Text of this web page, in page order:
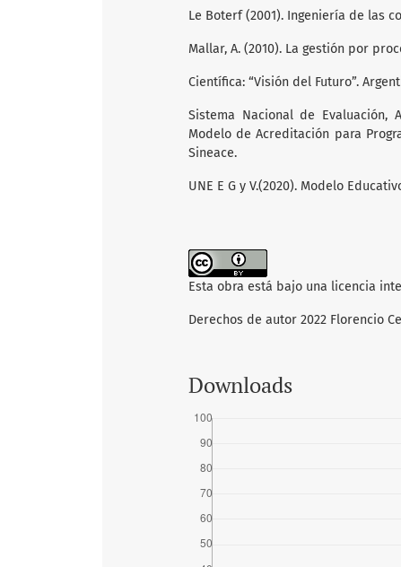
Le Boterf (2001). Ingeniería de las
Mallar, A. (2010). La gestión por
Científica: “Visión del Futuro”.
Sistema Nacional de Evaluación,
Modelo de Acreditación para
Sineace.
UNE E G y V.(2020). Modelo
Esta obra está bajo una licencia
Derechos de autor 2022 Florencio
Downloads